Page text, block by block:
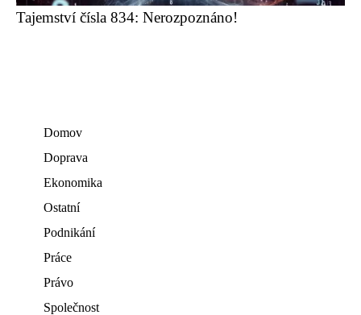
Tajemství čísla 834: Nerozpoznáno!
Domov
Doprava
Ekonomika
Ostatní
Podnikání
Práce
Právo
Společnost